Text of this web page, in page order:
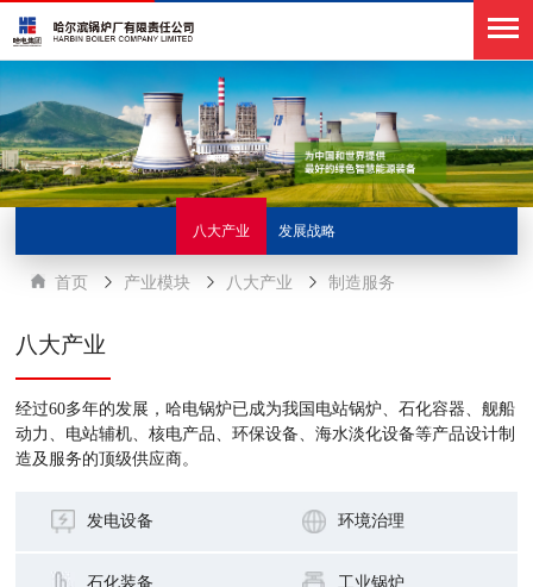
八大产业 发展战略
首页 产业模块 八大产业 制造服务
八大产业
经过60多年的发展，哈电锅炉已成为我国电站锅炉、石化容器、舰船
动力、电站辅机、核电产品、环保设备、海水淡化设备等产品设计制
造及服务的顶级供应商。
发电设备 环境治理
石化装备 工业锅炉